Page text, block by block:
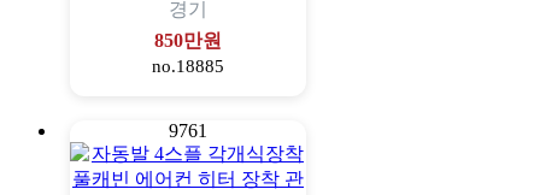
경기
850만원
no.18885
9761